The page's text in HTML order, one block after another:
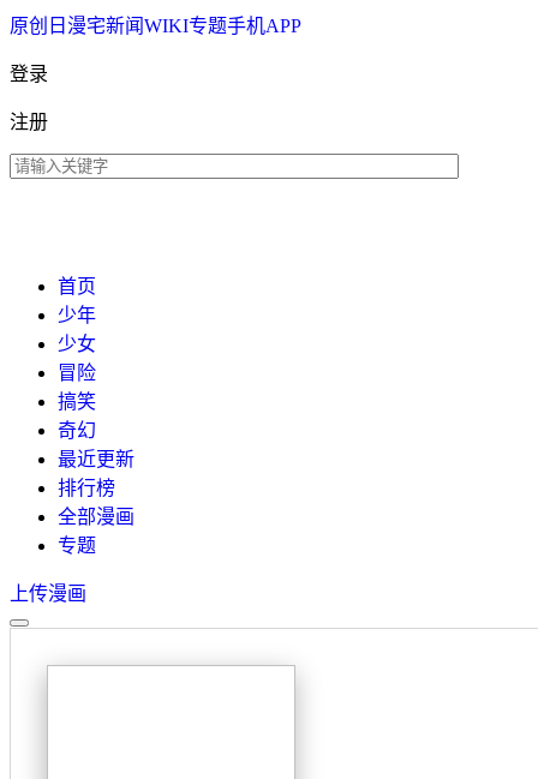
原创 日漫宅新闻WIKI专题手机APP
登录
注册
首页
少年
少女
冒险
搞笑
奇幻
最近更新
排行榜
全部漫画
专题
上传漫画